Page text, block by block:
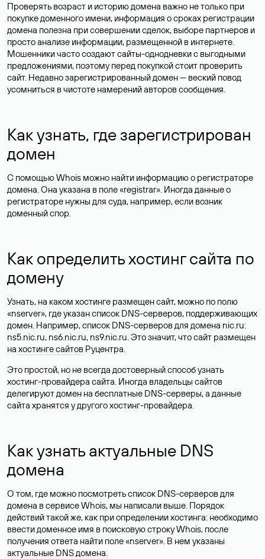
Проверять возраст и историю домена важно не только при
покупке доменного имени, информация о сроках регистрации
домена полезна при совершении сделок, выборе партнеров и
просто анализе информации, размещенной в интернете.
Мошенники часто создают сайты-однодневки с выгодными
предложениями, поэтому перед покупкой стоит проверить
сайт. Недавно зарегистрированный домен — веский повод
усомниться в чистоте намерений авторов сообщения.
Как узнать, где зарегистрирован
домен
С помощью Whois можно найти информацию о регистраторе
домена. Она указана в поле «registrar». Иногда данные о
регистраторе нужны для суда, например, если возник
доменный спор.
Как определить хостинг сайта по
домену
Узнать, на каком хостинге размещен сайт, можно по полю
«nserver», где указан список DNS-серверов, поддерживающих
домен. Например, список DNS-серверов для домена nic.ru:
ns5.nic.ru, ns6.nic.ru, ns9.nic.ru. Это значит, что сайт размещен
на хостинге сайтов Руцентра.
Это простой, но не всегда достоверный способ узнать
хостинг-провайдера сайта. Иногда владельцы сайтов
делегируют домен на бесплатные DNS-серверы, а данные
сайта хранятся у другого хостинг-провайдера.
Как узнать актуальные DNS
домена
О том, где можно посмотреть список DNS-серверов для
домена в сервисе Whois, мы написали выше. Порядок
действий такой же, как при определении хостинга: необходимо
ввести доменное имя в поисковую строку Whois, после
получения ответа найти поле «nserver». В нем указаны
актуальные DNS домена.